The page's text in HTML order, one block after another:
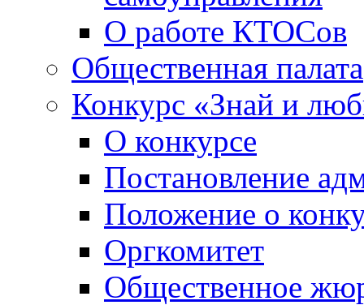
О работе КТОСов
Общественная палата
Конкурс «Знай и
О конкурсе
Постановление
Положение о
Оргкомитет
Общественное